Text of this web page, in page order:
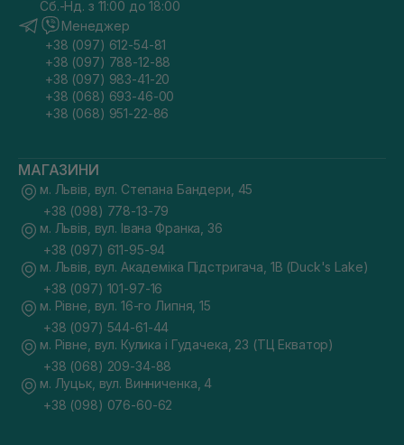
Сб.-Нд. з 11:00 до 18:00
Менеджер
+38 (097) 612-54-81
+38 (097) 788-12-88
+38 (097) 983-41-20
+38 (068) 693-46-00
+38 (068) 951-22-86
МАГАЗИНИ
м. Львів, вул. Степана Бандери, 45
+38 (098) 778-13-79
м. Львів, вул. Івана Франка, 36
+38 (097) 611-95-94
м. Львів, вул. Академіка Підстригача, 1В (Duck's Lake)
+38 (097) 101-97-16
м. Рівне, вул. 16-го Липня, 15
+38 (097) 544-61-44
м. Рівне, вул. Кулика і Гудачека, 23 (ТЦ Екватор)
+38 (068) 209-34-88
м. Луцьк, вул. Винниченка, 4
+38 (098) 076-60-62